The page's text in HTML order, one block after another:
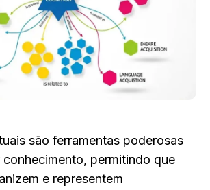
são ferramentas poderosas
conhecimento, permitindo que
e representem